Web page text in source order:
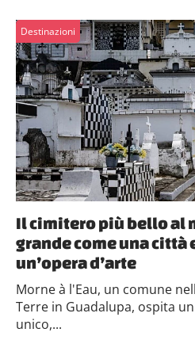
Destinazioni
Il cimitero più bello al
grande come una città
un’opera d’arte
Morne à l'Eau, un comune
Terre in Guadalupa, ospita
unico,...